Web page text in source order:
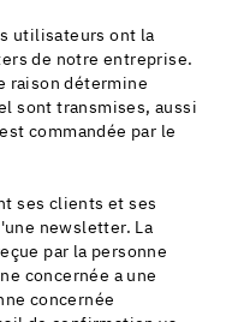
utilisateurs ont la
de notre entreprise.
raison détermine
sont transmises, aussi
commandée par le
ses clients et ses
newsletter. La
par la personne
concernée a une
concernée